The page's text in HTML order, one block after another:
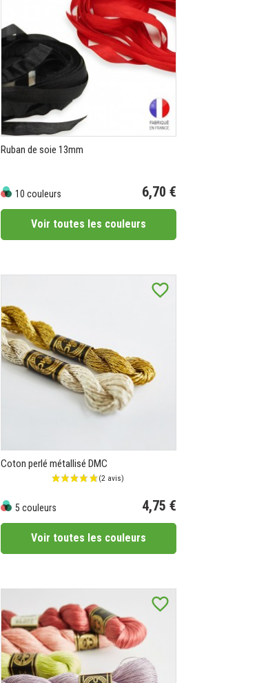
Ruban de soie 13mm
10 couleurs 6,70 €
Voir toutes les couleurs
favorite_border
Coton perlé métallisé DMC
5 couleurs 4,75 €
Voir toutes les couleurs
favorite_border